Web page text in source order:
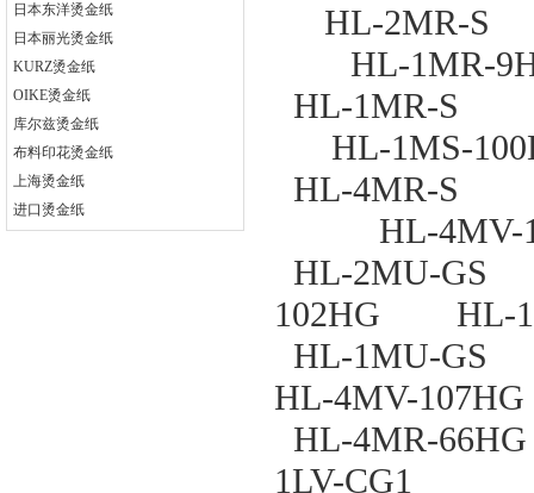
日本东洋烫金纸
日本丽光烫金纸
KURZ烫金纸
OIKE烫金纸
库尔兹烫金纸
布料印花烫金纸
上海烫金纸
进口烫金纸
HL-2MR-
HL-1MR-
HL-1MR-S
HL-1MS-
HL-4MR-S
HL-4MV-
HL-2MU-GS
102HG HL-
HL-1MU-
HL-4MV-
HL-4MR-
1LV-CG1